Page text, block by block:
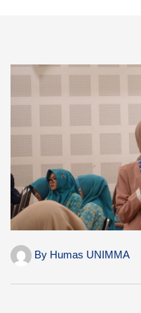
By Humas UNIMMA